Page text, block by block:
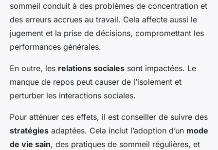
sommeil conduit à des problèmes de concentration et
des erreurs accrues au travail. Cela affecte aussi le
jugement et la prise de décisions, compromettant les
performances générales.
En outre, les relations sociales sont impactées. Le
manque de repos peut causer de l’isolement et
perturber les interactions sociales.
Pour atténuer ces effets, il est conseiller de suivre des
stratégies adaptées. Cela inclut l’adoption d’un mode
de vie sain, des pratiques de sommeil régulières, et